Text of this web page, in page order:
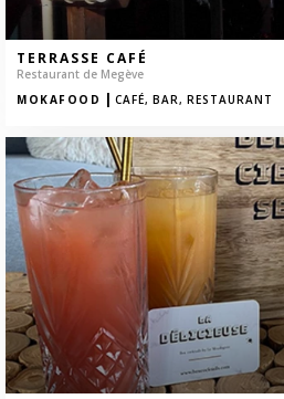
TERRASSE CAFÉ
Restaurant de Megève
MOKAFOOD | CAFÉ, BAR, RESTAURANT